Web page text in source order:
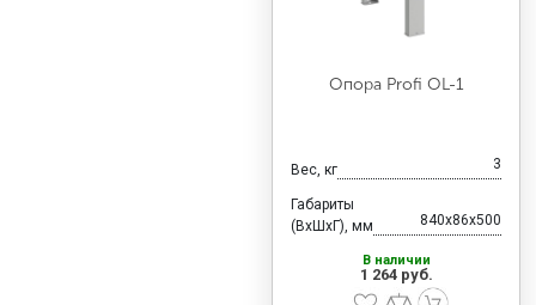
Опора Profi OL-1
Вес, кг 3
Габариты
(ВхШхГ), мм
840x86x500
В наличии
1 264 руб.